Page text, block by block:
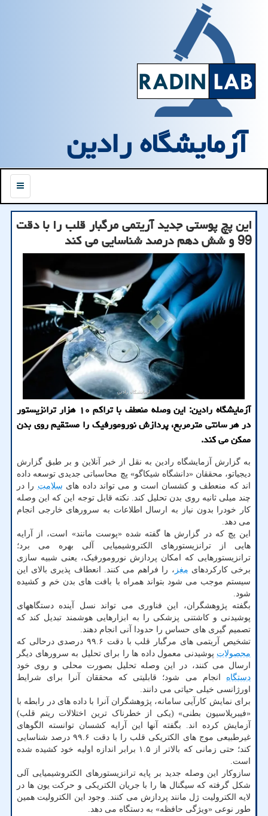
آزمایشگاه رادین
منو
این پچ پوستی جدید آریتمی مرگبار قلب را با دقت
99 و شش دهم درصد شناسایی می کند
آزمایشگاه رادین: این وصله منعطف با تراکم ۱۰ هزار ترانزیستور
در هر سانتی مترمربع، پردازش نورومورفیک را مستقیم روی بدن
ممکن می کند.
به گزارش آزمایشگاه رادین به نقل از خبر آنلاین و بر طبق گزارش
دیجیاتو، محققان «دانشگاه شیکاگو» پچ محاسباتی جدیدی توسعه داده
اند که منعطف و کشسان است و می تواند داده های سلامت را در
چند میلی ثانیه روی بدن تحلیل کند. نکته قابل توجه این که این وصله
کار خودرا بدون نیاز به ارسال اطلاعات به سرورهای خارجی انجام
می دهد.
این پچ که در گزارش ها گفته شده «پوست مانند» است، از آرایه
هایی از ترانزیستورهای الکتروشیمیایی آلی بهره می برد؛
ترانزیستورهایی که امکان پردازش نورومورفیک، یعنی شبیه سازی
برخی کارکردهای مغز ، را فراهم می کنند. انعطاف پذیری بالای این
سیستم موجب می شود بتواند همراه با بافت های بدن خم و کشیده
شود.
بگفته پژوهشگران، این فناوری می تواند نسل آینده دستگاههای
پوشیدنی و کاشتنی پزشکی را به ابزارهایی هوشمند تبدیل کند که
تصمیم گیری های حساس را حدودا آنی انجام دهند.
تشخیص آریتمی های مرگبار قلب با دقت ۹۹.۶ درصدی درحالی که
محصولات پوشیدنی معمول داده ها را برای تحلیل به سرورهای دیگر
ارسال می کنند، در این وصله تحلیل بصورت محلی و روی خود
دستگاه انجام می شود؛ قابلیتی که محققان آنرا برای شرایط
اورژانسی خیلی حیاتی می دانند.
برای نمایش کارآیی سامانه، پژوهشگران آنرا با داده های در رابطه با
«فیبریلاسیون بطنی» (یکی از خطرناک ترین اختلالات ریتم قلب)
آزمایش کرده اند. بگفته آنها این آرایه کشسان توانسته الگوهای
غیرطبیعی موج های الکتریکی قلب را با دقت ۹۹.۶ درصد شناسایی
کند؛ حتی زمانی که بالاتر از ۱.۵ برابر اندازه اولیه خود کشیده شده
است.
سازوکار این وصله جدید بر پایه ترانزیستورهای الکتروشیمیایی آلی
شکل گرفته که سیگنال ها را با جریان الکتریکی و حرکت یون ها در
لایه الکترولیت ژل مانند پردازش می کنند. وجود این الکترولیت همین
طور نوعی «ویژگی حافظه» به دستگاه می دهد.